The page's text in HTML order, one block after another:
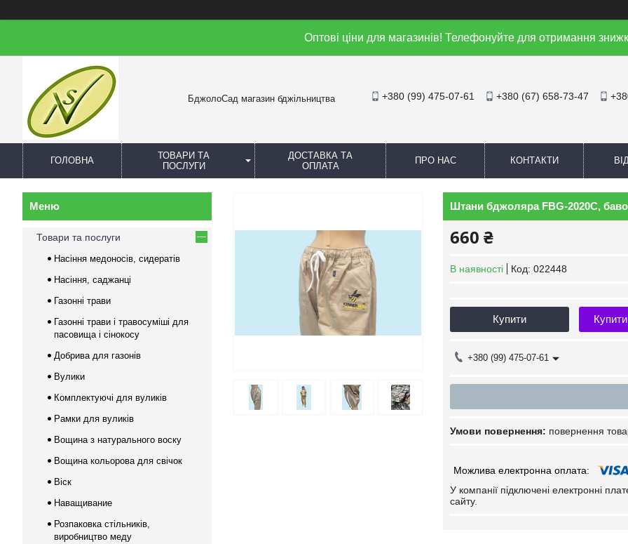
Оптові ціни для магазинів! Телефонуйте для отримання
БджолоСад магазин бджільництва +380 (99) 475-07-61 +380 (67) 658-73-47
ГОЛОВНА
ТОВАРИ ТА
ПОСЛУГИ
ДОСТАВКА ТА
ОПЛАТА
ПРО НАС КОНТАКТИ
Штани бджоляра FBG-2020С,
660 ₴
В наявності Код: 022448
Купити
+380 (99) 475-07-61
повернення
У компанії підключені електронні
сайту.
Товари та послуги
Насіння медоносів, сидератів
Насіння, саджанці
Газонні трави
Газонні трави і травосуміші для
пасовища і сінокосу
Добрива для газонів
Вулики
Комплектуючі для вуликів
Рамки для вуликів
Вощина з натурального воску
Вощина кольорова для свічок
Віск
Наващивание
Розпаковка стільників,
виробництво меду